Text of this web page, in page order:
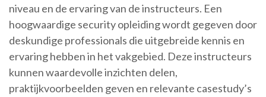
niveau en de ervaring van de instructeurs. Een
hoogwaardige security opleiding wordt gegeven door
deskundige professionals die uitgebreide kennis en
ervaring hebben in het vakgebied. Deze instructeurs
kunnen waardevolle inzichten delen,
praktijkvoorbeelden geven en relevante casestudy’s